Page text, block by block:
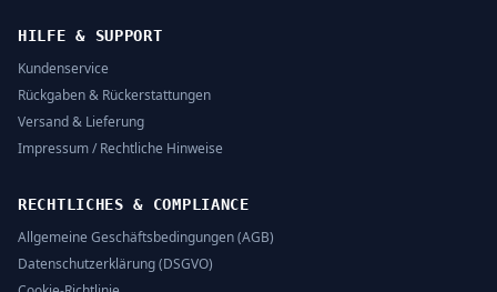
HILFE & SUPPORT
Kundenservice
Rückgaben & Rückerstattungen
Versand & Lieferung
Impressum / Rechtliche Hinweise
RECHTLICHES & COMPLIANCE
Allgemeine Geschäftsbedingungen (AGB)
Datenschutzerklärung (DSGVO)